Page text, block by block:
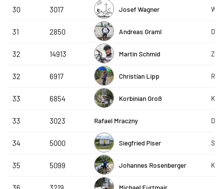
30 3017 Josef Wagner
31 2850 Andreas Graml
32 14913 Martin Schmid ZF
32 6917 Christian Lipp
33 6854 Korbinian Groß
33 3023 Rafael Mraczny
34 5000 Siegfried Piser
35 5099 Johannes Rosenberger
Michael Furtmair